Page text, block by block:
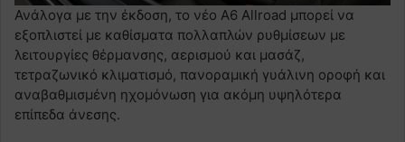
Ανάλογα με την έκδοση, το νέο A6 Allroad μπορεί να
εξοπλιστεί με καθίσματα πολλαπλών ρυθμίσεων με
λειτουργίες θέρμανσης, αερισμού και μασάζ,
τετραζωνικό κλιματισμό, πανοραμική γυάλινη οροφή και
αναβαθμισμένη ηχομόνωση για ακόμη υψηλότερα
επίπεδα άνεσης.